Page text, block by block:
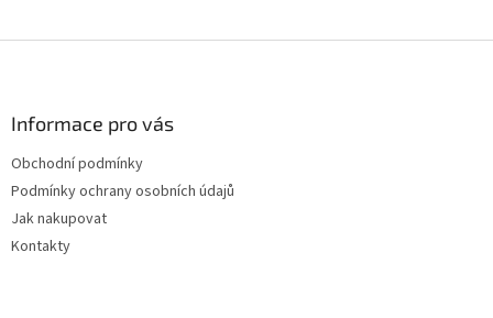
Informace pro vás
Obchodní podmínky
Podmínky ochrany osobních údajů
Jak nakupovat
Kontakty